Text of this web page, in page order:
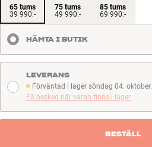
Kundtjänst
Kundtjänst
Bygg med ljud
Företag
65 tums
39 990:-
75 tums
49 990:-
85 tums
69 990:-
HÄMTA I BUTIK
Förväntad i lager söndag 04. oktober.
Förväntad i lager söndag 04. oktober.
Få besked när varan finns i lager
LEVERANS
BESTÄLL